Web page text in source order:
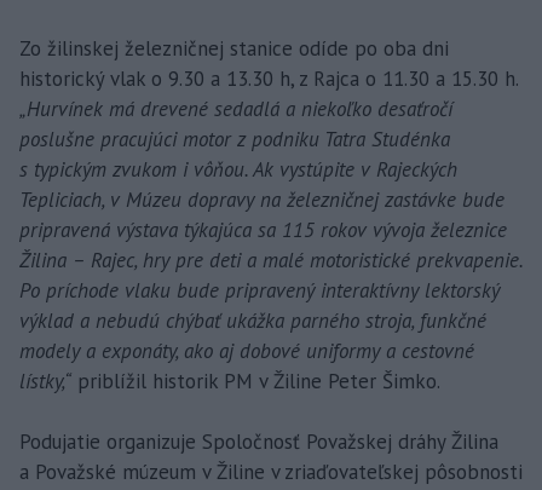
Zo žilinskej železničnej stanice odíde po oba dni
historický vlak o 9.30 a 13.30 h, z Rajca o 11.30 a 15.30 h.
„Hurvínek má drevené sedadlá a niekoľko desaťročí
poslušne pracujúci motor z podniku Tatra Studénka
s typickým zvukom i vôňou. Ak vystúpite v Rajeckých
Tepliciach, v Múzeu dopravy na železničnej zastávke bude
pripravená výstava týkajúca sa 115 rokov vývoja železnice
Žilina – Rajec, hry pre deti a malé motoristické prekvapenie.
Po príchode vlaku bude pripravený interaktívny lektorský
výklad a nebudú chýbať ukážka parného stroja, funkčné
modely a exponáty, ako aj dobové uniformy a cestovné
lístky,“ priblížil historik PM v Žiline Peter Šimko.
Podujatie organizuje Spoločnosť Považskej dráhy Žilina
a Považské múzeum v Žiline v zriaďovateľskej pôsobnosti